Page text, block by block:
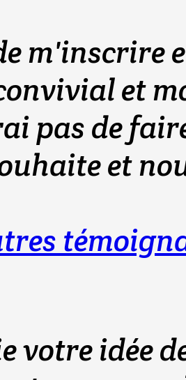
m'inscrire
et
pas de
et
votre idée